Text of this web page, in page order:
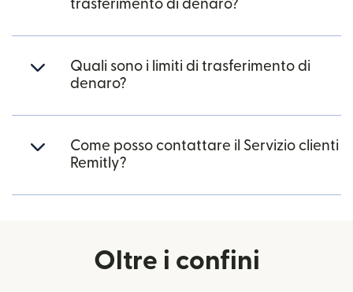
trasferimento di denaro?
Quali sono i limiti di trasferimento di
denaro?
Come posso contattare il Servizio clienti
Remitly?
Oltre i confini